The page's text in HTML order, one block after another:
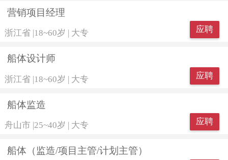
营销项目经理
浙江省| 18~60岁 大专 应聘
船体设计师
浙江省|18~60岁 | 大专 应聘
船体监造
舟山市 |25~40岁 | 大专 应聘
船体（监造/项目主管/计划主管）